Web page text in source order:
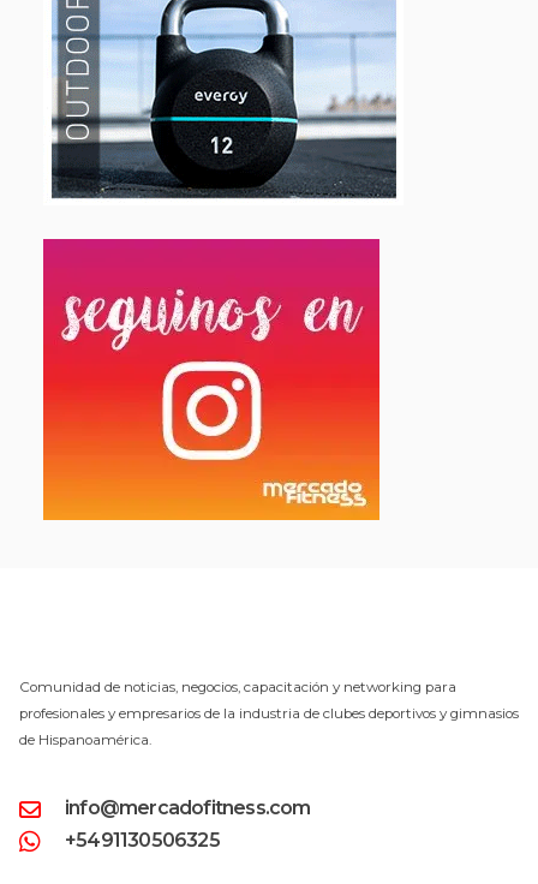
Comunidad de noticias, negocios, capacitación y networking para
profesionales y empresarios de la industria de clubes deportivos y gimnasios
de Hispanoamérica.
info@mercadofitness.com
+5491130506325